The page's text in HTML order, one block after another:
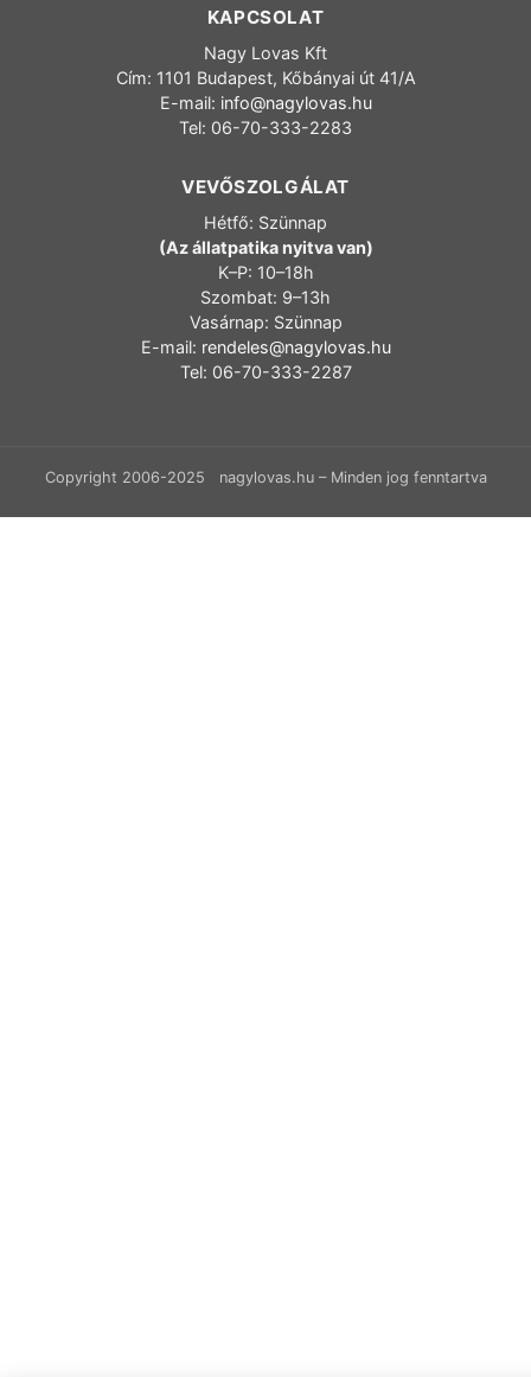
KAPCSOLAT
Nagy Lovas Kft
Cím: 1101 Budapest, Kőbányai út 41/A
E-mail: info@nagylovas.hu
Tel: 06-70-333-2283
VEVŐSZOLGÁLAT
Hétfő: Szünnap
(Az állatpatika nyitva van)
K–P: 10–18h
Szombat: 9–13h
Vasárnap: Szünnap
E-mail: rendeles@nagylovas.hu
Tel: 06-70-333-2287
Copyright 2006-2025 nagylovas.hu – Minden jog fenntartva